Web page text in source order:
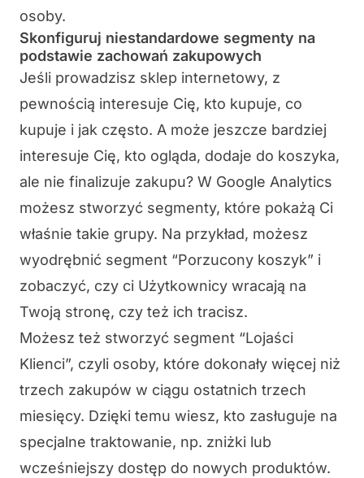
osoby.
Skonfiguruj niestandardowe segmenty na
podstawie zachowań zakupowych
Jeśli prowadzisz sklep internetowy, z
pewnością interesuje Cię, kto kupuje, co
kupuje i jak często. A może jeszcze bardziej
interesuje Cię, kto ogląda, dodaje do koszyka,
ale nie finalizuje zakupu? W Google Analytics
możesz stworzyć segmenty, które pokażą Ci
właśnie takie grupy. Na przykład, możesz
wyodrębnić segment “Porzucony koszyk” i
zobaczyć, czy ci Użytkownicy wracają na
Twoją stronę, czy też ich tracisz.
Możesz też stworzyć segment “Lojaści
Klienci”, czyli osoby, które dokonały więcej niż
trzech zakupów w ciągu ostatnich trzech
miesięcy. Dzięki temu wiesz, kto zasługuje na
specjalne traktowanie, np. zniżki lub
wcześniejszy dostęp do nowych produktów.